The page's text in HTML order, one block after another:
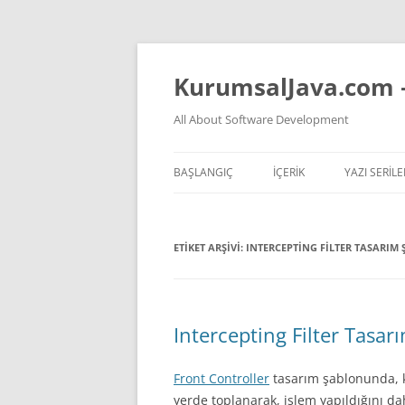
İçeriğe
KurumsalJava.com
All About Software Development
BAŞLANGIÇ İÇERİK
YAPAY ZEKA VIDEOLARI
DÜŞÜNCELER
JAVA
YAZI
TEMEL
ETIKET ARŞIVI: INTERCEPTING FILTER TASARIM
Intercepting Filter
Front Controller tasarım şablonunda,
yerde toplanarak, işlem yapıldığını